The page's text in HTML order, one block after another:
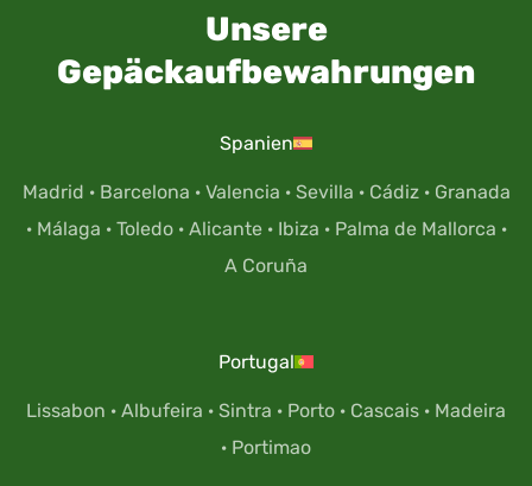
Unsere
Gepäckaufbewahrungen
Spanien
Madrid · Barcelona · Valencia · Sevilla · Cádiz· Granada
· Málaga · Toledo· Alicante· Ibiza · Palma de Mallorca ·
A Coruña
Portugal
Lissabon · Albufeira · Sintra · Porto · Cascais · Madeira
· Portimao